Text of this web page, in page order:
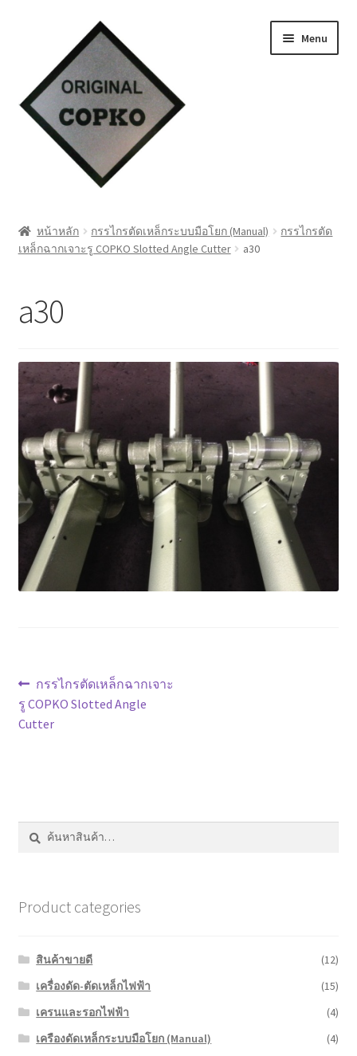
navigation
content
Menu
Cart
ตะกร้าสินค้า
ติดต่อเรา
นโยบายการคืนเงิน
บทความ
บริการ
ประวัติบริษัท
หน้าแรก COPKO
หน้าหลัก กรรไกรตัดเหล็กระบบมือโยก (Manual)
กรรไกรตัด
เหล็กฉากเจาะรู COPKO Slotted Angle Cutter
a30
a30
แนะแนว
เรื่อง
Previous
post:
กรรไกรตัดเหล็กฉากเจาะ
รู COPKO Slotted Angle
Cutter
ค้นหา:
ค้นหา
Product categories
สินค้าขายดี
(12)
เครื่องดัด-ตัดเหล็กไฟฟ้า
(15)
เครนและรอกไฟฟ้า
(4)
เครืองดัดเหล็กระบบมือโยก (Manual)
(4)